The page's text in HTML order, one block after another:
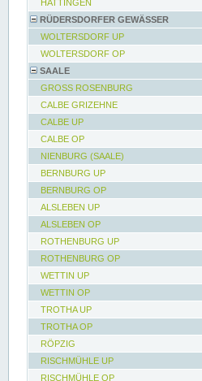
HATTINGEN
RÜDERSDORFER GEWÄSSER
WOLTERSDORF UP
WOLTERSDORF OP
SAALE
GROSS ROSENBURG
CALBE GRIZEHNE
CALBE UP
CALBE OP
NIENBURG (SAALE)
BERNBURG UP
BERNBURG OP
ALSLEBEN UP
ALSLEBEN OP
ROTHENBURG UP
ROTHENBURG OP
WETTIN UP
WETTIN OP
TROTHA UP
TROTHA OP
RÖPZIG
RISCHMÜHLE UP
RISCHMÜHLE OP